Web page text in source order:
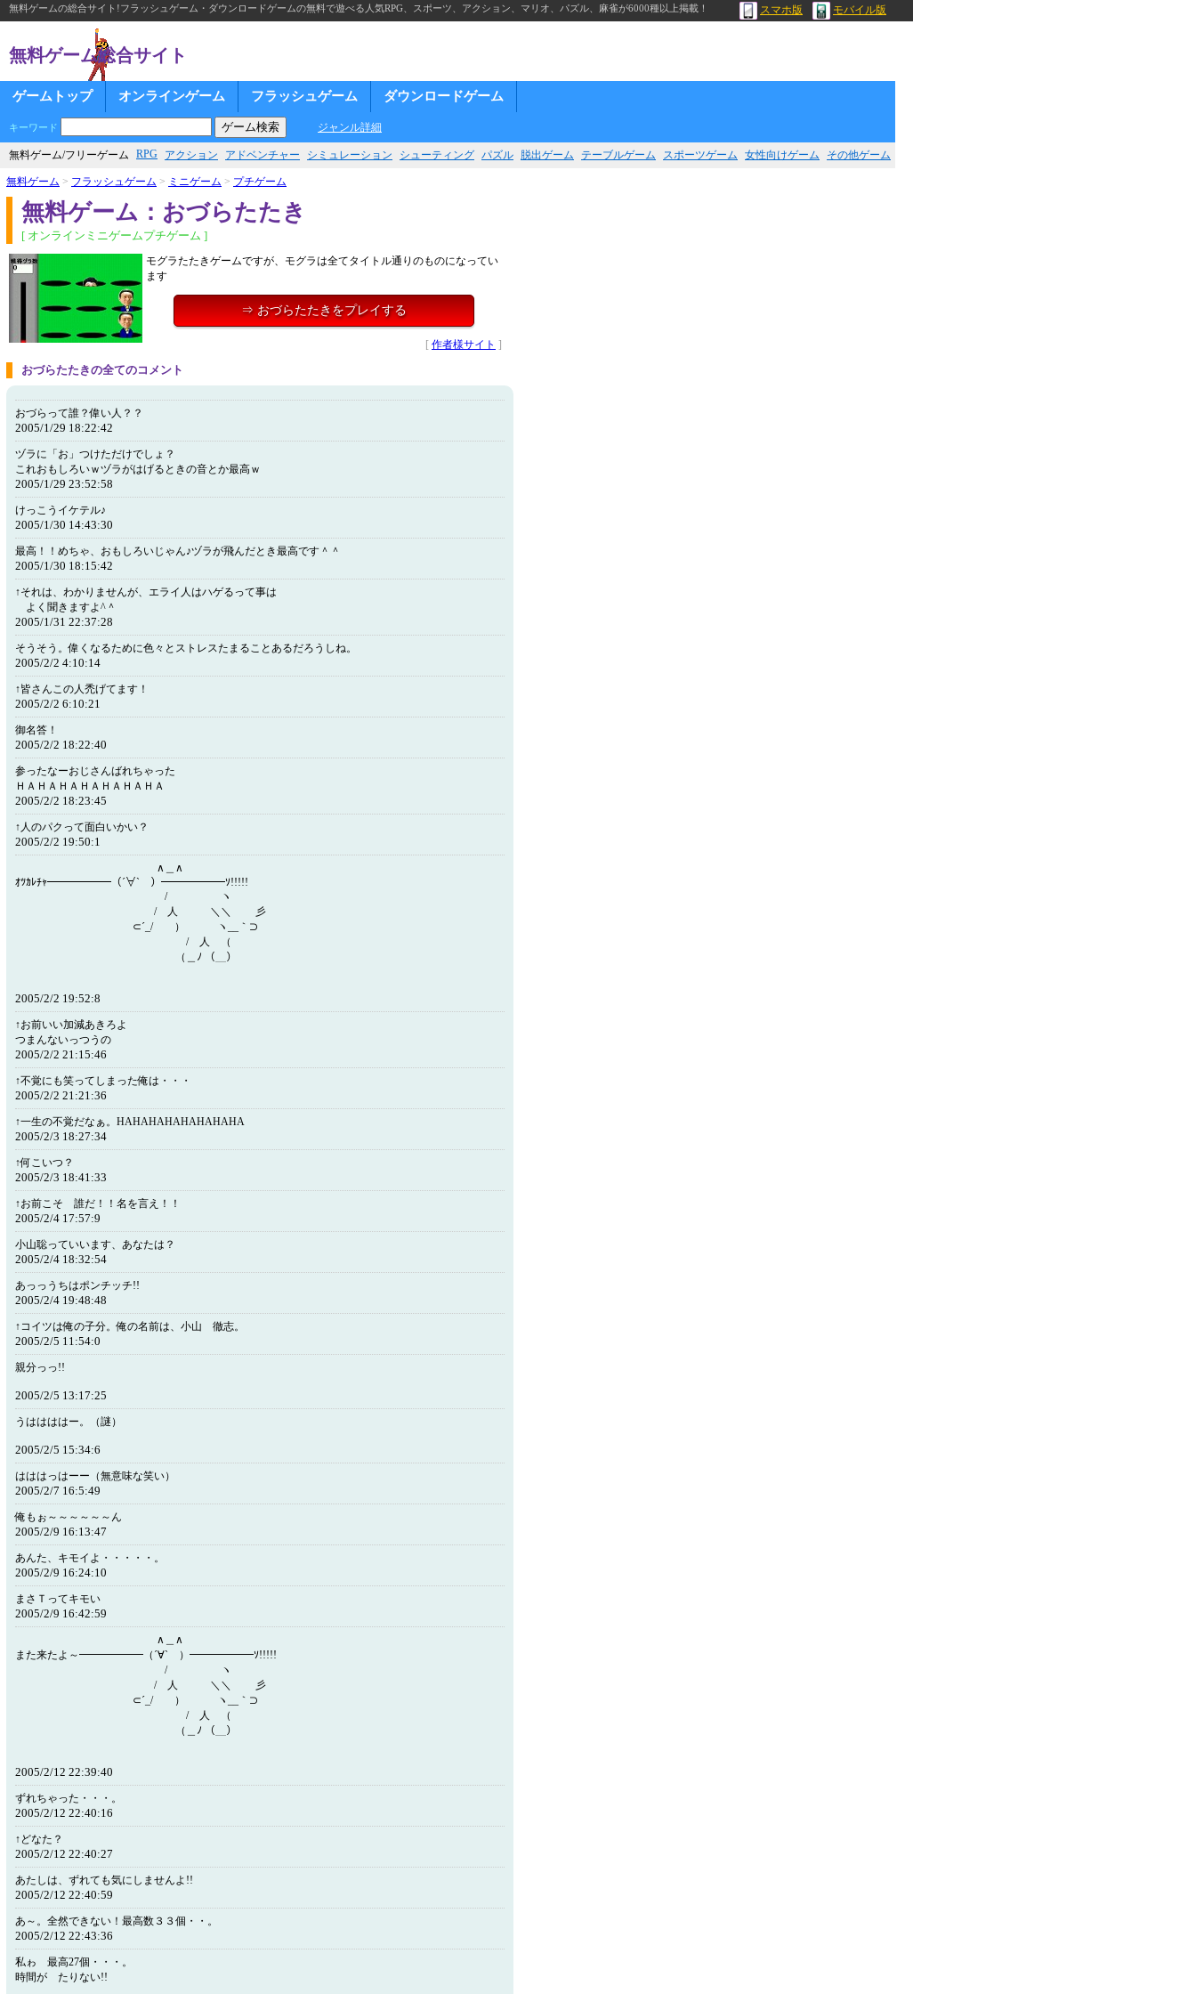
無料ゲームの総合サイト!フラッシュゲーム・ダウンロードゲームの無料で遊べる人気RPG、スポーツ、アクション、マリオ、パズル、麻雀が6000種以上掲載！ スマホ版 モバイル版
無料ゲーム総合サイト
ゲームトップ オンラインゲーム フラッシュゲーム ダウンロードゲーム
キーワード ジャンル詳細
無料ゲーム/フリーゲーム RPG アクション アドベンチャー シミュレーション シューティング パズル 脱出ゲーム テーブルゲーム スポーツゲーム 女性向けゲーム その他ゲーム
無料ゲーム > フラッシュゲーム > ミニゲーム > プチゲーム
無料ゲーム：おづらたたき
[ オンラインミニゲームプチゲーム ]
モグラたたきゲームですが、モグラは全てタイトル通りのものになってい
ます
⇒ おづらたたきをプレイする
[ 作者様サイト ]
おづらたたきの全てのコメント
おづらって誰？偉い人？？
2005/1/29 18:22:42
ヅラに「お」つけただけでしょ？
これおもしろいｗヅラがはげるときの音とか最高ｗ
2005/1/29 23:52:58
けっこうイケテル♪
2005/1/30 14:43:30
最高！！めちゃ、おもしろいじゃん♪ヅラが飛んだとき最高です＾＾
2005/1/30 18:15:42
↑それは、わかりませんが、エライ人はハゲるって事は
よく聞きますよ^＾
2005/1/31 22:37:28
そうそう。偉くなるために色々とストレスたまることあるだろうしね。
2005/2/2 4:10:14
↑皆さんこの人禿げてます！
2005/2/2 6:10:21
御名答！
2005/2/2 18:22:40
参ったなーおじさんばれちゃった
ＨＡＨＡＨＡＨＡＨＡＨＡＨＡ
2005/2/2 18:23:45
↑人のパクって面白いかい？
2005/2/2 19:50:1
∧＿∧
ｵﾂｶﾚﾁｬ━━━━━━（´∀` ）━━━━━━ｿ!!!!!
/ ヽ
/ 人 ＼＼ 彡
⊂´_/ ） ヽ__｀⊃
/ 人 （
（＿ﾉ （＿）
2005/2/2 19:52:8
↑お前いい加減あきろよ
つまんないっつうの
2005/2/2 21:15:46
↑不覚にも笑ってしまった俺は・・・
2005/2/2 21:21:36
↑一生の不覚だなぁ。HAHAHAHAHAHAHAHA
2005/2/3 18:27:34
↑何こいつ？
2005/2/3 18:41:33
↑お前こそ 誰だ！！名を言え！！
2005/2/4 17:57:9
小山聡っていいます、あなたは？
2005/2/4 18:32:54
あっっうちはポンチッチ!!
2005/2/4 19:48:48
↑コイツは俺の子分。俺の名前は、小山 徹志。
2005/2/5 11:54:0
親分っっ!!
2005/2/5 13:17:25
うははははー。（謎）
2005/2/5 15:34:6
はははっはーー（無意味な笑い）
2005/2/7 16:5:49
俺もぉ～～～～～～ん
2005/2/9 16:13:47
あんた、キモイよ・・・・・。
2005/2/9 16:24:10
まさＴってキモい
2005/2/9 16:42:59
∧＿∧
また来たよ～━━━━━━（´∀` ）━━━━━━ｿ!!!!!
/ ヽ
/ 人 ＼＼ 彡
⊂´_/ ） ヽ__｀⊃
/ 人 （
（＿ﾉ （＿）
2005/2/12 22:39:40
ずれちゃった・・・。
2005/2/12 22:40:16
↑どなた？
2005/2/12 22:40:27
あたしは、ずれても気にしませんよ!!
2005/2/12 22:40:59
あ～。全然できない！最高数３３個・・。
2005/2/12 22:43:36
私ゎ 最高27個・・・。
時間が たりない!!